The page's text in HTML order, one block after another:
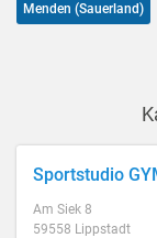
Menden (Sauerland)
Sportstudio
Am Siek 8
59558 Lippstadt